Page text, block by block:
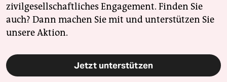
zivilgesellschaftliches Engagement. Finden Sie
auch? Dann machen Sie mit und unterstützen Sie
unsere Aktion.
Jetzt unterstützen